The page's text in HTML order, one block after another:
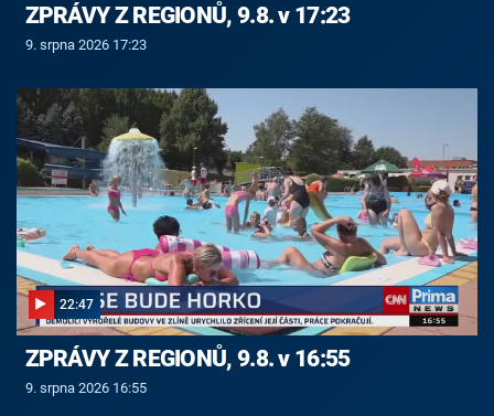
ZPRÁVY Z REGIONŮ, 9.8. v 17:23
9. srpna 2026 17:23
22:47
ZPRÁVY Z REGIONŮ, 9.8. v 16:55
9. srpna 2026 16:55